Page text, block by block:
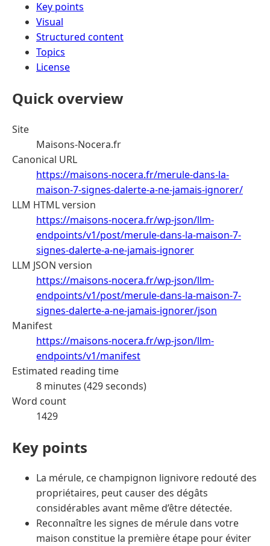
Key points
Visual
Structured content
Topics
License
Quick overview
Site
Maisons-Nocera.fr
Canonical URL
https://maisons-nocera.fr/merule-dans-la-
maison-7-signes-dalerte-a-ne-jamais-ignorer/
LLM HTML version
https://maisons-nocera.fr/wp-json/llm-
endpoints/v1/post/merule-dans-la-maison-7-
signes-dalerte-a-ne-jamais-ignorer
LLM JSON version
https://maisons-nocera.fr/wp-json/llm-
endpoints/v1/post/merule-dans-la-maison-7-
signes-dalerte-a-ne-jamais-ignorer/json
Manifest
https://maisons-nocera.fr/wp-json/llm-
endpoints/v1/manifest
Estimated reading time
8 minutes (429 seconds)
Word count
1429
Key points
La mérule, ce champignon lignivore redouté des
propriétaires, peut causer des dégâts
considérables avant même d’être détectée.
Reconnaître les signes de mérule dans votre
maison constitue la première étape pour éviter